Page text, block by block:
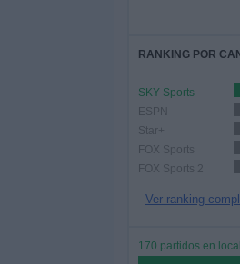
RANKING POR
SKY Sports
ESPN
Star+
FOX Sports
FOX Sports 2
Ver ranking
170 partidos en local